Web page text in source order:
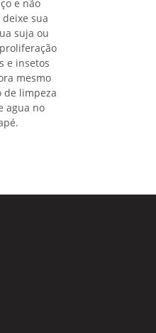
e não
sua
suja ou
e insetos
mesmo
de limpeza
agua no